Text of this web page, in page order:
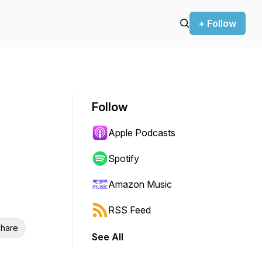
+ Follow
Follow
Apple Podcasts
Spotify
Amazon Music
RSS Feed
See All